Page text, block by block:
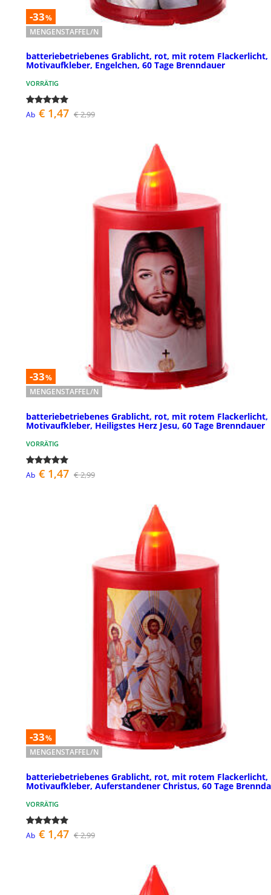
-33%
MENGENSTAFFEL/N
batteriebetriebenes Grablicht, rot, mit rotem Flackerlicht,
Motivaufkleber, Engelchen, 60 Tage Brenndauer
VORRÄTIG
Ab € 1,47 € 2,99
-33%
MENGENSTAFFEL/N
batteriebetriebenes Grablicht, rot, mit rotem Flackerlicht,
Motivaufkleber, Heiligstes Herz Jesu, 60 Tage Brenndauer
VORRÄTIG
Ab € 1,47 € 2,99
-33%
MENGENSTAFFEL/N
batteriebetriebenes Grablicht, rot, mit rotem Flackerlicht,
Motivaufkleber, Auferstandener Christus, 60 Tage
VORRÄTIG
Ab € 1,47 € 2,99